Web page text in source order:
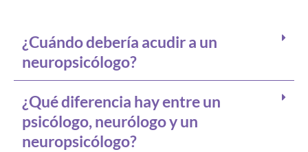
¿Cuándo debería acudir a un
neuropsicólogo?
¿Qué diferencia hay entre un
psicólogo, neurólogo y un
neuropsicólogo?